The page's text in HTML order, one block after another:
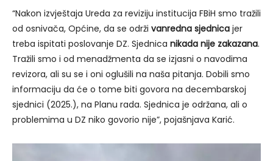
“Nakon izvještaja Ureda za reviziju institucija FBiH smo tražili
od osnivača, Općine, da se održi vanredna sjednica jer
treba ispitati poslovanje DZ. Sjednica nikada nije zakazana.
Tražili smo i od menadžmenta da se izjasni o navodima
revizora, ali su se i oni oglušili na naša pitanja. Dobili smo
informaciju da će o tome biti govora na decembarskoj
sjednici (2025.), na Planu rada. Sjednica je održana, ali o
problemima u DZ niko govorio nije”, pojašnjava Karić.